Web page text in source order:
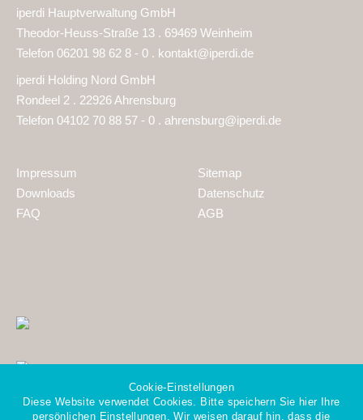
Cookie-Einstellungen
Diese Website verwendet Cookies. Bitte speichern Sie hier Ihre
persönlichen Einstellungen. Wir weisen darauf hin, dass die
iperdi Hauptverwaltung GmbH
Theodor-Heuss-Straße 13 . 69469 Weinheim
Telefon 06201 98 62 8 - 0 . kontakt@iperdi.de
iperdi Holding Nord GmbH
Rondeel 2 . 22926 Ahrensburg
Telefon 04102 70 88 57 - 0 . ahrensburg@iperdi.de
Impressum
Downloads
FAQ
Sitemap
Datenschutz
AGB